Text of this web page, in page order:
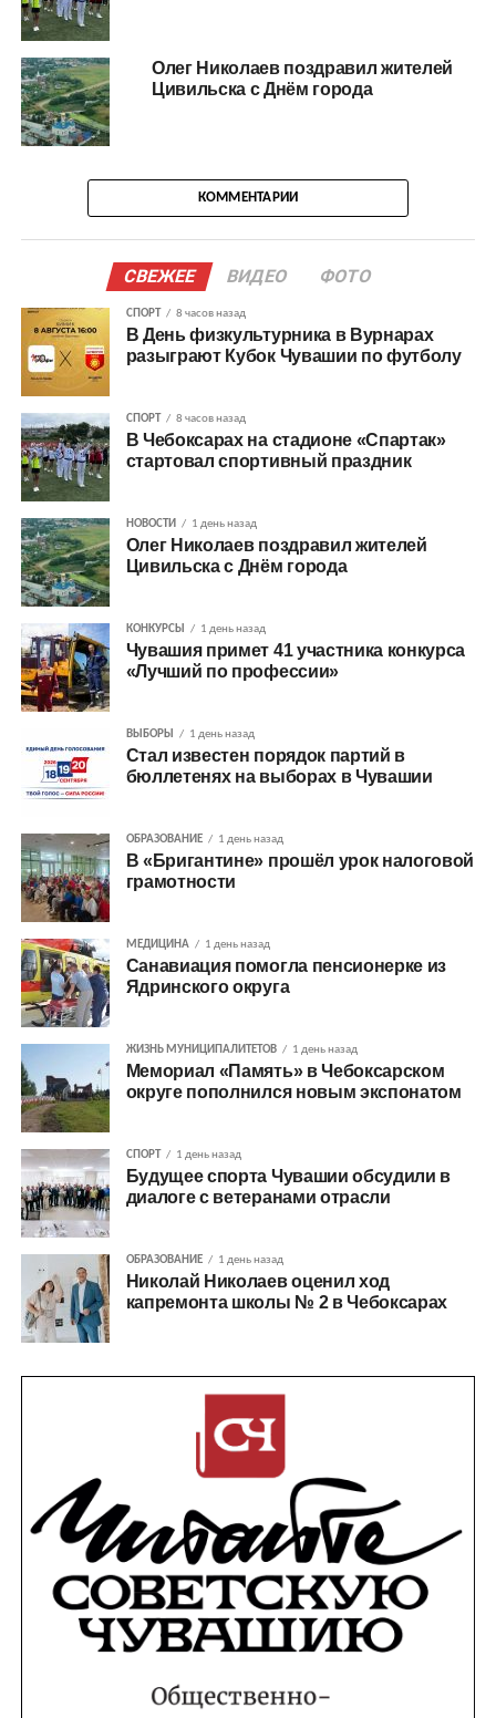
Олег Николаев поздравил жителей
Цивильска с Днём города
КОММЕНТАРИИ
СВЕЖЕЕ ВИДЕО ФОТО
СПОРТ 8 часов назад
В День физкультурника в Вурнарах
разыграют Кубок Чувашии по футболу
СПОРТ 8 часов назад
В Чебоксарах на стадионе «Спартак»
стартовал спортивный праздник
НОВОСТИ 1 день назад
Олег Николаев поздравил жителей
Цивильска с Днём города
КОНКУРСЫ 1 день назад
Чувашия примет 41 участника конкурса
«Лучший по профессии»
ВЫБОРЫ 1 день назад
Стал известен порядок партий в
бюллетенях на выборах в Чувашии
ОБРАЗОВАНИЕ 1 день назад
В «Бригантине» прошёл урок налоговой
грамотности
МЕДИЦИНА 1 день назад
Санавиация помогла пенсионерке из
Ядринского округа
ЖИЗНЬ МУНИЦИПАЛИТЕТОВ 1 день назад
Мемориал «Память» в Чебоксарском
округе пополнился новым экспонатом
СПОРТ 1 день назад
Будущее спорта Чувашии обсудили в
диалоге с ветеранами отрасли
ОБРАЗОВАНИЕ 1 день назад
Николай Николаев оценил ход
капремонта школы № 2 в Чебоксарах